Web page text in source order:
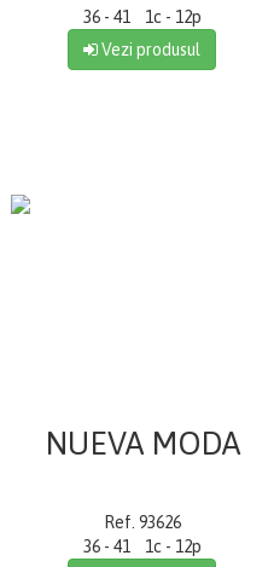
36 - 41 1c - 12p
Vezi produsul
NUEVA MODA
Ref. 93626
36 - 41 1c - 12p